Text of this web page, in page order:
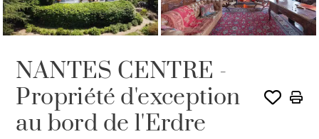
NANTES CENTRE -
Propriété d'exception
au bord de l'Erdre